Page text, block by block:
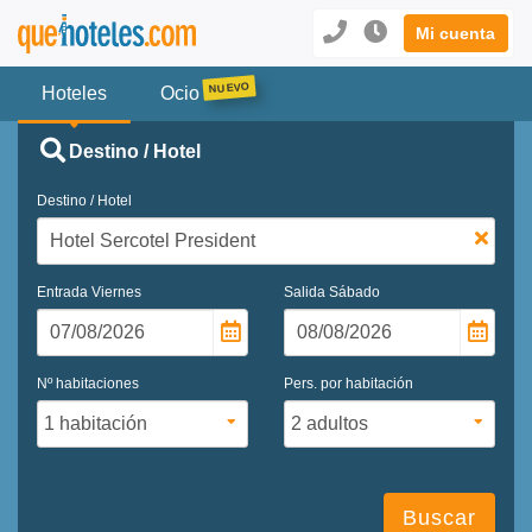
Mi cuenta
Hoteles Ocio
Destino / Hotel
Destino / Hotel
Entrada Viernes Salida Sábado
Nº habitaciones Pers. por habitación
Buscar